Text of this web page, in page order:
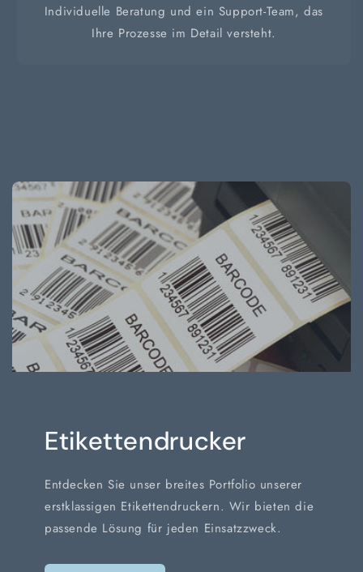
Individuelle Beratung und ein Support-Team, das
Ihre Prozesse im Detail versteht.
Etikettendrucker
Entdecken Sie unser breites Portfolio unserer
erstklassigen Etikettendruckern. Wir bieten die
passende Lösung für jeden Einsatzzweck.